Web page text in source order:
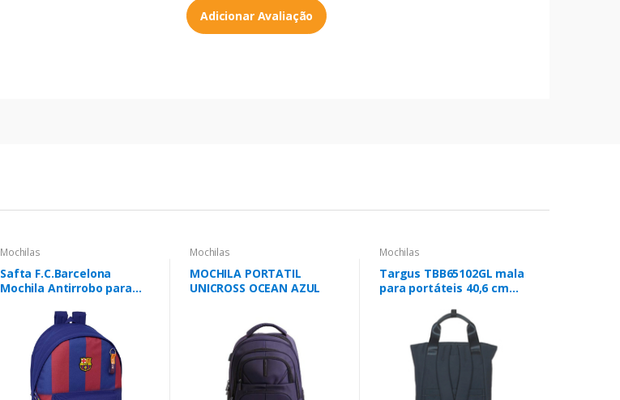
Adicionar Avaliação
Mochilas
Safta F.C.Barcelona
Mochila Antirrobo para
Bolsillo para Tablet hasta
11" - USB Integrado -
Cremallera con Doble
Tirador - 31x44x18cm -
Color Rojo y Azul
Mochilas
MOCHILA PORTATIL
UNICROSS OCEAN AZUL
Mochilas
Targus TBB65102GL mala
para portáteis 40,6 cm